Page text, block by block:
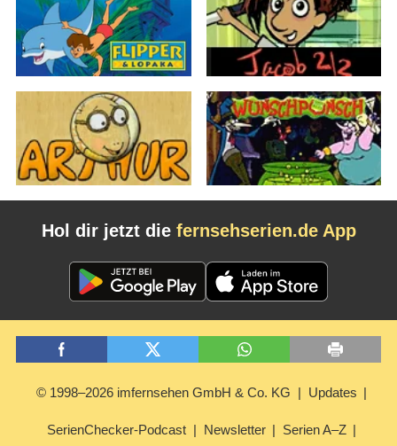
Hol dir jetzt die fernsehserien.de App
© 1998–2026 imfernsehen GmbH & Co. KG Updates
SerienChecker-Podcast Newsletter Serien A–Z